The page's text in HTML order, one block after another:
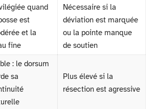
quand
est
et la
fine
Nécessaire si la
déviation est marquée
ou la pointe manque
de soutien
: le dorsum
sa
Plus élevé si la
résection est agressive